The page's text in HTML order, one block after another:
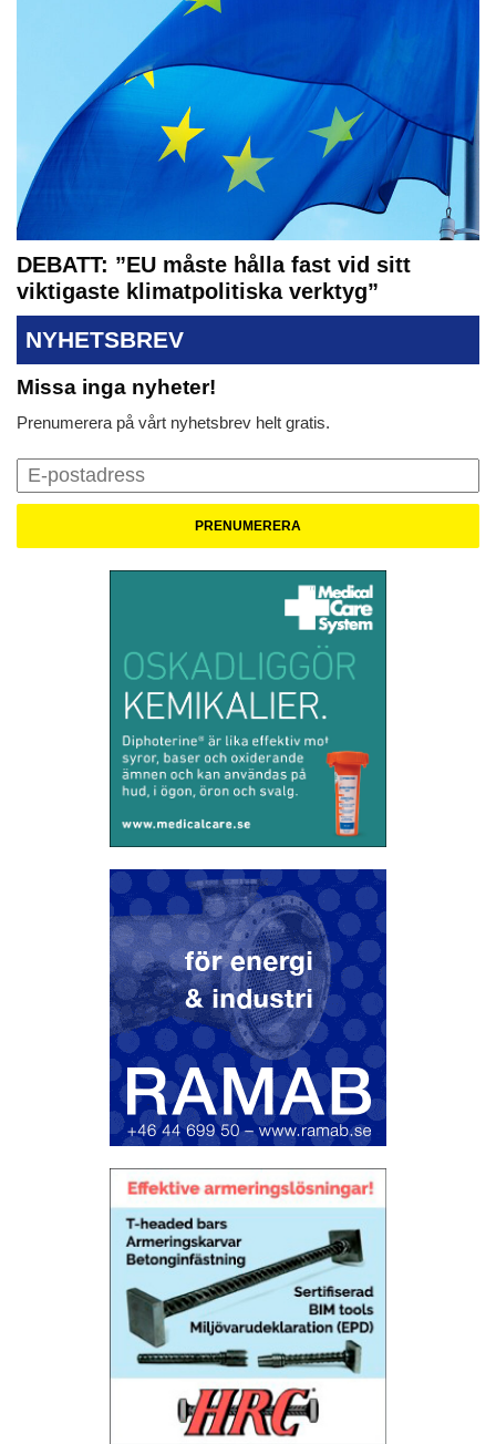
DEBATT: ”EU måste hålla fast vid sitt
viktigaste klimatpolitiska verktyg”
NYHETSBREV
Missa inga nyheter!
Prenumerera på vårt nyhetsbrev helt gratis.